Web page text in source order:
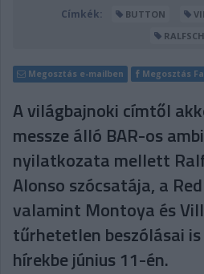
Címkék:
BUTTON
Megosztás e-mailben Megosztás
A világbajnoki címtől
messze álló BAR-os
nyilatkozata mellett
Alonso szócsatája, a
valamint Montoya és
tűrhetetlen beszólásai
hírekbe június 11-én.